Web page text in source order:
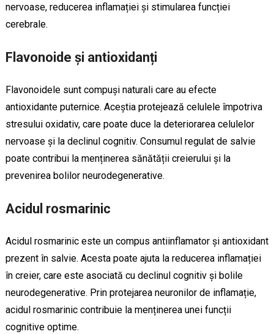
nervoase, reducerea inflamației și stimularea funcției
cerebrale.
Flavonoide și antioxidanți
Flavonoidele sunt compuși naturali care au efecte
antioxidante puternice. Aceștia protejează celulele împotriva
stresului oxidativ, care poate duce la deteriorarea celulelor
nervoase și la declinul cognitiv. Consumul regulat de salvie
poate contribui la menținerea sănătății creierului și la
prevenirea bolilor neurodegenerative.
Acidul rosmarinic
Acidul rosmarinic este un compus antiinflamator și antioxidant
prezent în salvie. Acesta poate ajuta la reducerea inflamației
în creier, care este asociată cu declinul cognitiv și bolile
neurodegenerative. Prin protejarea neuronilor de inflamație,
acidul rosmarinic contribuie la menținerea unei funcții
cognitive optime.